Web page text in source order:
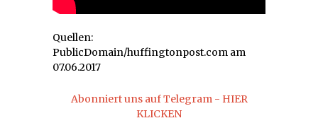
Quellen:
PublicDomain/huffingtonpost.com am
07.06.2017
Abonniert uns auf Telegram - HIER
KLICKEN